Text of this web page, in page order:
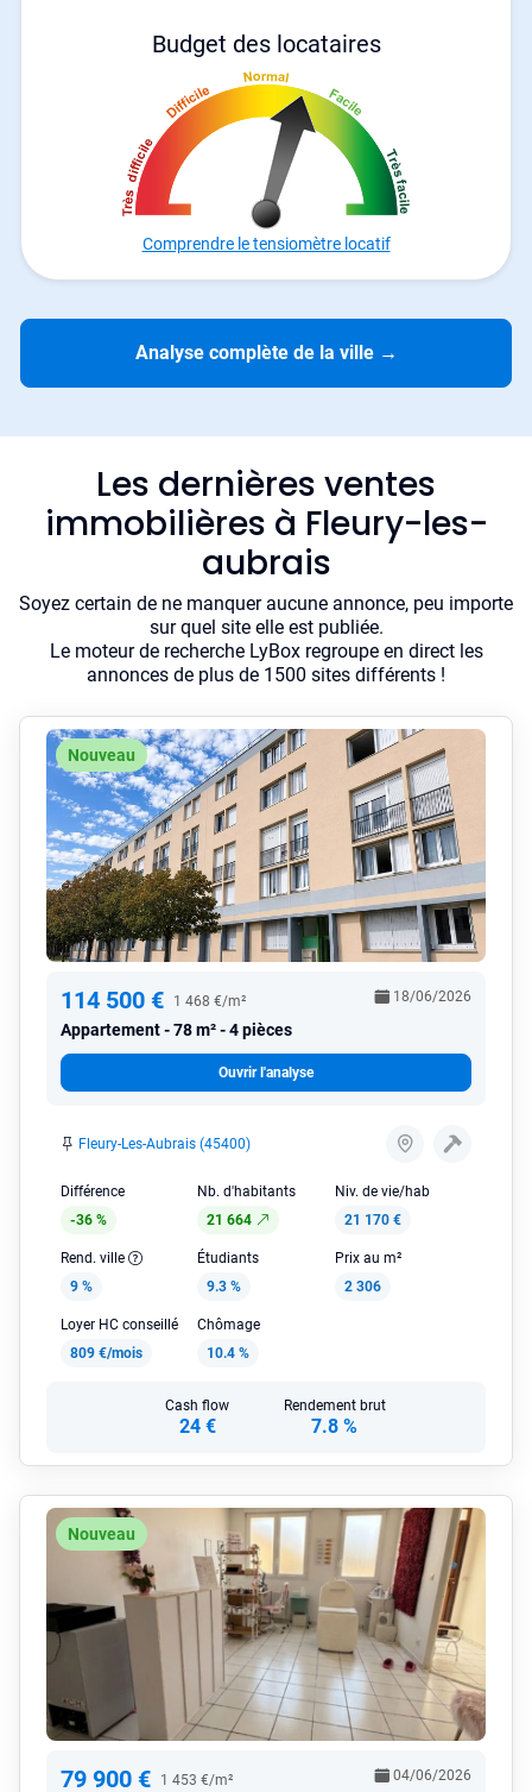
Budget des locataires
Comprendre le tensiomètre locatif
Analyse complète de la ville →
Les dernières ventes
immobilières à Fleury-les-
aubrais
Soyez certain de ne manquer aucune annonce, peu importe
sur quel site elle est publiée.
Le moteur de recherche LyBox regroupe en direct les
annonces de plus de 1500 sites différents !
Nouveau
114 500 € 1 468 €/m²
Appartement 78 m² - 4 pièces
18/06/2026
Ouvrir l'analyse
Fleury-Les-Aubrais (45400)
Différence
-36 %
Nb. d'habitants
21 664
Niv. de vie/hab
21 170 €
Rend. ville
9 %
Étudiants
9.3 %
Prix au m²
2 306
Loyer HC conseillé
809 €/mois
Chômage
10.4 %
Cash flow
24 €
Rendement brut
7.8 %
Nouveau
79 900 € 1 453 €/m² 04/06/2026